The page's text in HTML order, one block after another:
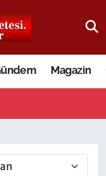
Magazin